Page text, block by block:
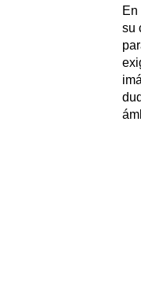
En
su